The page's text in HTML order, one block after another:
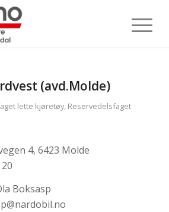
(avd.Molde)
lette kjøretøy, Reservedelsfaget
4, 6423 Molde
Boksasp